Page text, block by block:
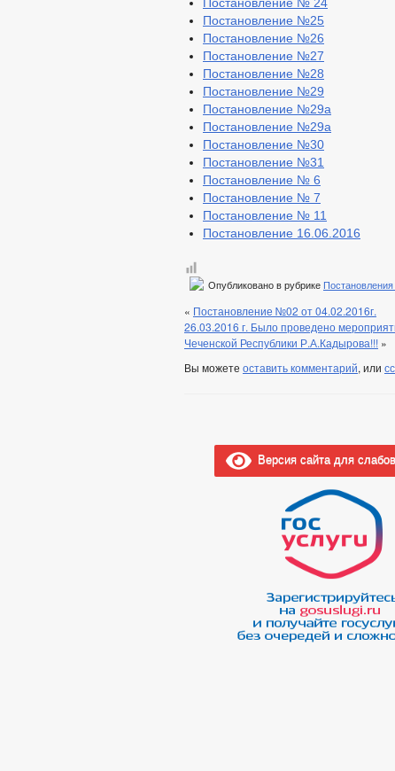
Постановление №25
Постановление №26
Постановление №27
Постановление №28
Постановление №29
Постановление №29а
Постановление №29а
Постановление №30
Постановление №31
Постановление № 6
Постановление № 7
Постановление № 11
Постановление 16.06.2016
Опубликовано в рубрике
« Постановление №02 от 04.02.2016г.
26.03.2016 г. Было проведено
Чеченской Республики Р.А.Кадырова!!! »
Вы можете оставить комментарий, или
Версия сайта для